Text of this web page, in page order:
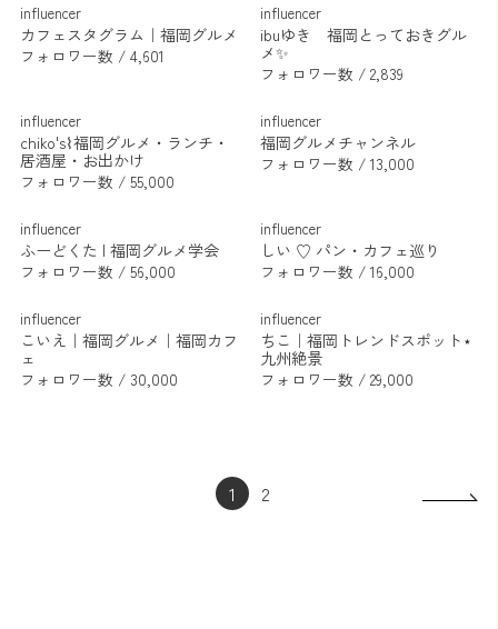
influencer
カフェスタグラム｜福岡グルメ
フォロワー数 / 4,601
influencer
ibuゆき 福岡とっておきグル
メ✨
フォロワー数 / 2,839
influencer
chiko's⌇福岡グルメ・ランチ・
居酒屋・お出かけ
フォロワー数 / 55,000
influencer
福岡グルメチャンネル
フォロワー数 / 13,000
influencer
ふーどくた | 福岡グルメ学会
フォロワー数 / 56,000
influencer
しい ♡ パン・カフェ巡り
フォロワー数 / 16,000
influencer
こいえ｜福岡グルメ｜福岡カフ
ェ
フォロワー数 / 30,000
influencer
ちこ｜福岡トレンドスポット⋆
九州絶景
フォロワー数 / 29,000
1 2